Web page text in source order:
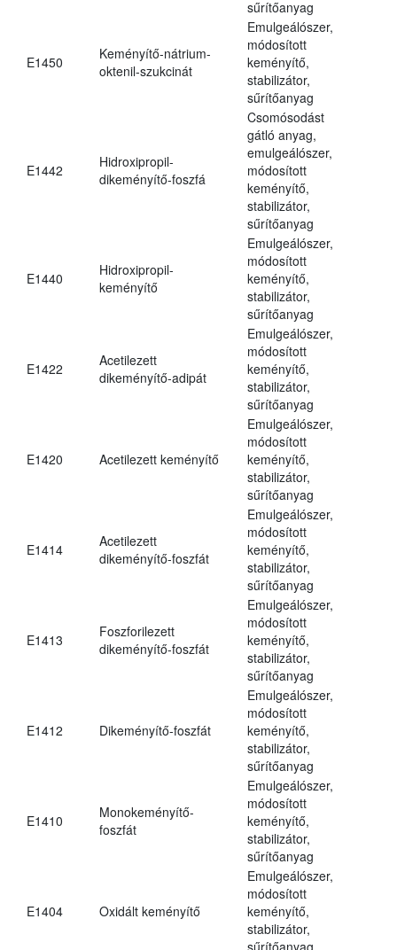
sűrítőanyag
E1450
Keményítő-nátrium-
oktenil-szukcinát
Emulgeálószer,
módosított
keményítő,
stabilizátor,
sűrítőanyag
E1442
Hidroxipropil-
dikeményítő-foszfá
Csomósodást
gátló anyag,
emulgeálószer,
módosított
keményítő,
stabilizátor,
sűrítőanyag
E1440
Hidroxipropil-
keményítő
Emulgeálószer,
módosított
keményítő,
stabilizátor,
sűrítőanyag
E1422
Acetilezett
dikeményítő-adipát
Emulgeálószer,
módosított
keményítő,
stabilizátor,
sűrítőanyag
E1420 Acetilezett keményítő
Emulgeálószer,
módosított
keményítő,
stabilizátor,
sűrítőanyag
E1414
Acetilezett
dikeményítő-foszfát
Emulgeálószer,
módosított
keményítő,
stabilizátor,
sűrítőanyag
E1413
Foszforilezett
dikeményítő-foszfát
Emulgeálószer,
módosított
keményítő,
stabilizátor,
sűrítőanyag
E1412 Dikeményítő-foszfát
Emulgeálószer,
módosított
keményítő,
stabilizátor,
sűrítőanyag
E1410
Monokeményítő-
foszfát
Emulgeálószer,
módosított
keményítő,
stabilizátor,
sűrítőanyag
E1404 Oxidált keményítő
Emulgeálószer,
módosított
keményítő,
stabilizátor,
sűrítőanyag